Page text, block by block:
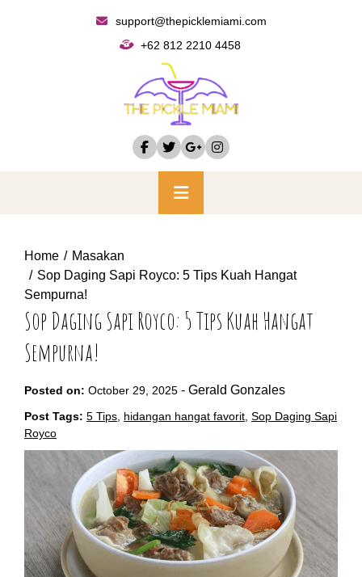
support@thepicklemiami.com
+62 812 2210 4458
Primary
Menu
Home
Masakan
Sop Daging Sapi Royco: 5 Tips Kuah Hangat
Sempurna!
Sop Daging Sapi Royco: 5 Tips Kuah Hangat
Sempurna!
Posted on: October 29, 2025 - Gerald Gonzales
Post Tags: 5 Tips, hidangan hangat favorit, Sop Daging Sapi
Royco